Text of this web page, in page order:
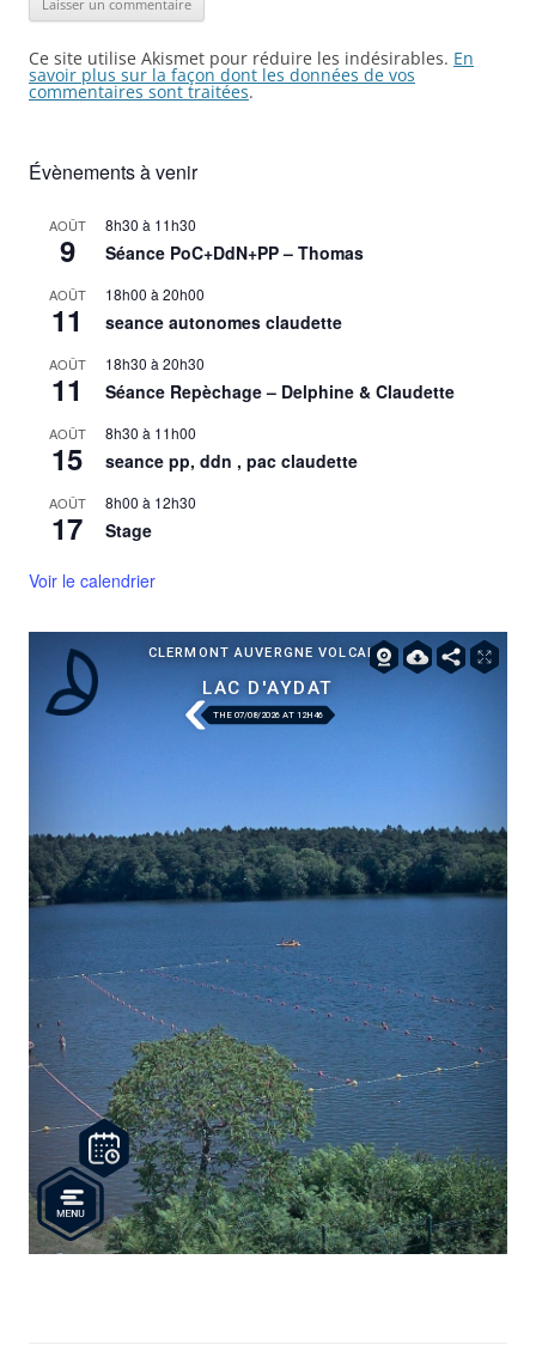
Ce site utilise Akismet pour réduire les indésirables. En
savoir plus sur la façon dont les données de vos
commentaires sont traitées.
Évènements à venir
AOÛT
9
8h30 à 11h30
Séance PoC+DdN+PP – Thomas
AOÛT
11
18h00 à20h00
seance autonomes claudette
AOÛT
11
18h30 à20h30
Séance Repèchage – Delphine & Claudette
AOÛT
15
8h30 à 11h00
seance pp, ddn , pac claudette
AOÛT
17
8h00 à 12h30
Stage
Voir le calendrier